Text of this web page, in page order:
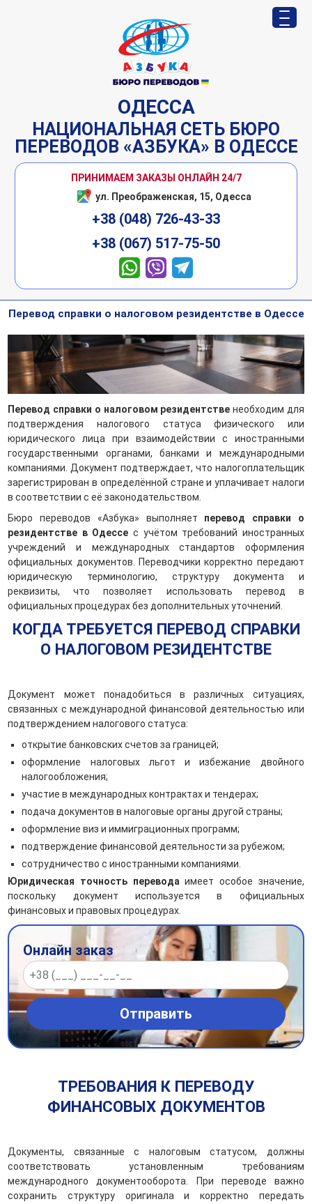
ОДЕССА
НАЦИОНАЛЬНАЯ СЕТЬ БЮРО
ПЕРЕВОДОВ «АЗБУКА» В ОДЕССЕ
ПРИНИМАЕМ ЗАКАЗЫ ОНЛАЙН 24/7
Контакт Центр Заказов :
+38 (048) 726-43-33
+38 (067) 517-75-50
Перевод справки о налоговом резидентстве в Одессе
Перевод справки о налоговом резидентстве необходим для
подтверждения налогового статуса физического или
юридического лица при взаимодействии с иностранными
государственными органами, банками и международными
компаниями. Документ подтверждает, что налогоплательщик
зарегистрирован в определённой стране и уплачивает налоги
в соответствии с её законодательством.
Бюро переводов «Азбука» выполняет перевод справки о
резидентстве в Одессе с учётом требований иностранных
учреждений и международных стандартов оформления
официальных документов. Переводчики корректно передают
юридическую терминологию, структуру документа и
реквизиты, что позволяет использовать перевод в
официальных процедурах без дополнительных уточнений.
КОГДА ТРЕБУЕТСЯ ПЕРЕВОД СПРАВКИ
О НАЛОГОВОМ РЕЗИДЕНТСТВЕ
Документ может понадобиться в различных ситуациях,
связанных с международной финансовой деятельностью или
подтверждением налогового статуса:
открытие банковских счетов за границей;
оформление налоговых льгот и избежание двойного
налогообложения;
участие в международных контрактах и тендерах;
подача документов в налоговые органы другой страны;
оформление виз и иммиграционных программ;
подтверждение финансовой деятельности за рубежом;
сотрудничество с иностранными компаниями.
Юридическая точность перевода имеет особое значение,
поскольку документ используется в официальных
финансовых и правовых процедурах.
Онлайн заказ
ТРЕБОВАНИЯ К ПЕРЕВОДУ
ФИНАНСОВЫХ ДОКУМЕНТОВ
Документы, связанные с налоговым статусом, должны
соответствовать установленным требованиям
международного документооборота. При переводе важно
сохранить структуру оригинала и корректно передать